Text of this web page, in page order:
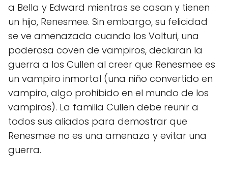
a Bella y Edward mientras se casan y tienen
un hijo, Renesmee. Sin embargo, su felicidad
se ve amenazada cuando los Volturi, una
poderosa coven de vampiros, declaran la
guerra a los Cullen al creer que Renesmee es
un vampiro inmortal (una niño convertido en
vampiro, algo prohibido en el mundo de los
vampiros). La familia Cullen debe reunir a
todos sus aliados para demostrar que
Renesmee no es una amenaza y evitar una
guerra.